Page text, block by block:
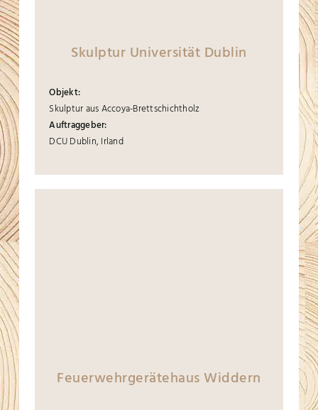
Skulptur Universität Dublin
Objekt:
Skulptur aus Accoya-Brettschichtholz
Auftraggeber:
DCU Dublin, Irland
Feuerwehrgerätehaus Widdern